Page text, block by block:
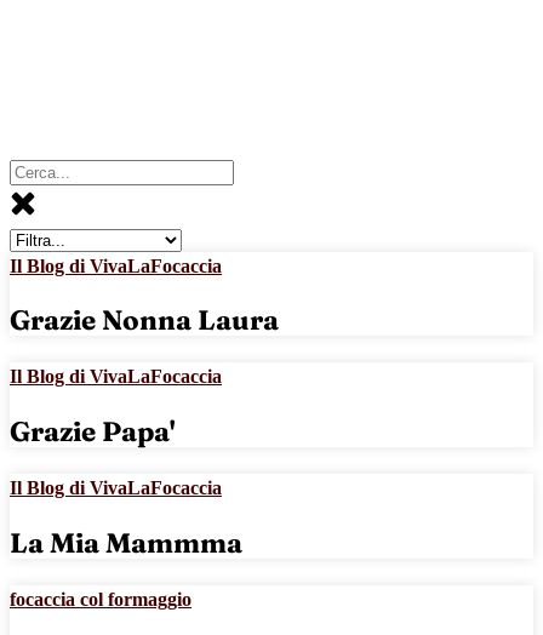
Il Blog di VivaLaFocaccia
Grazie Nonna Laura
Il Blog di VivaLaFocaccia
Grazie Papa'
Il Blog di VivaLaFocaccia
La Mia Mammma
focaccia col formaggio